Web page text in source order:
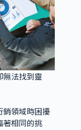
無法找到靈
銷領域時困擾
著相同的挑